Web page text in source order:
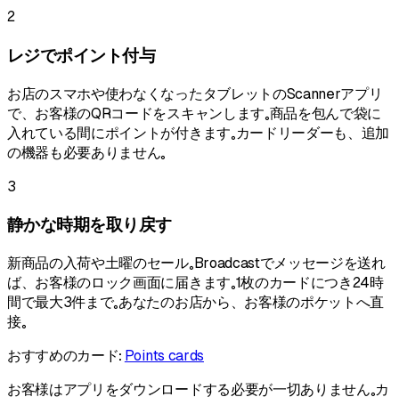
2
レジでポイント付与
お店のスマホや使わなくなったタブレットのScannerアプリ
で、お客様のQRコードをスキャンします。商品を包んで袋に
入れている間にポイントが付きます。カードリーダーも、追加
の機器も必要ありません。
3
静かな時期を取り戻す
新商品の入荷や土曜のセール。Broadcastでメッセージを送れ
ば、お客様のロック画面に届きます。1枚のカードにつき24時
間で最大3件まで。あなたのお店から、お客様のポケットへ直
接。
おすすめのカード： Points cards
お客様はアプリをダウンロードする必要が一切ありません。カ